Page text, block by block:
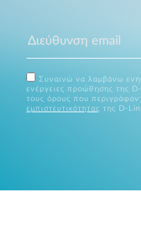
Συναινώ να λαμβάνω
ενέργειες προώθησης της
τους όρους που
εμπιστευτικότητας της D-